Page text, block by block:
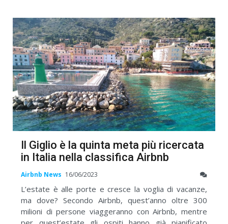
Il Giglio è la quinta meta più ricercata
in Italia nella classifica Airbnb
Airbnb News 16/06/2023
L’estate è alle porte e cresce la voglia di vacanze,
ma dove? Secondo Airbnb, quest’anno oltre 300
milioni di persone viaggeranno con Airbnb, mentre